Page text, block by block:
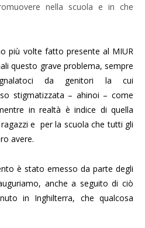
nella scuola e in che
più volte fatto presente al MIUR
questo grave problema, sempre
da genitori la cui
stigmatizzata – ahinoi – come
in realtà è indice di quella
e per la scuola che tutti gli
avere.
è stato emesso da parte degli
anche a seguito di ciò
in Inghilterra, che qualcosa